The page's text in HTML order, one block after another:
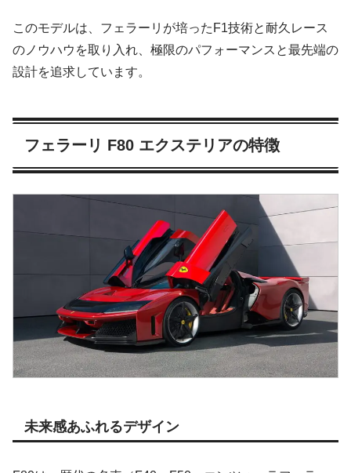
このモデルは、フェラーリが培ったF1技術と耐久レース
のノウハウを取り入れ、極限のパフォーマンスと最先端の
設計を追求しています。
フェラーリ F80 エクステリアの特徴
未来感あふれるデザイン